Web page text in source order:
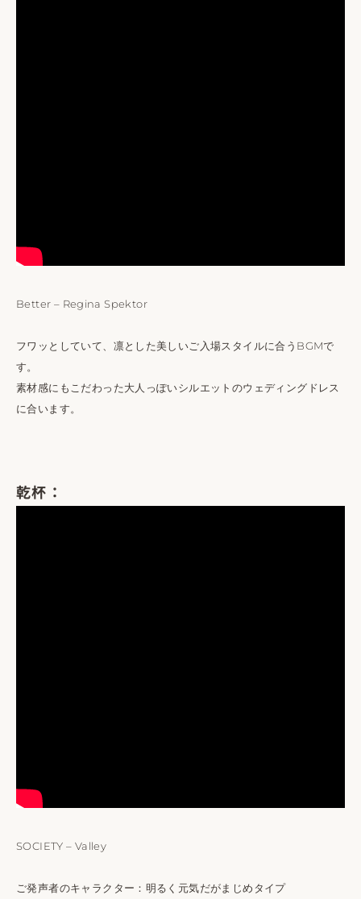
Better – Regina Spektor
フワッとしていて、凛とした美しいご入場スタイルに合うBGMで
す。
素材感にもこだわった大人っぽいシルエットのウェディングドレス
に合います。
乾杯：
SOCIETY – Valley
ご発声者のキャラクター：明るく元気だがまじめタイプ